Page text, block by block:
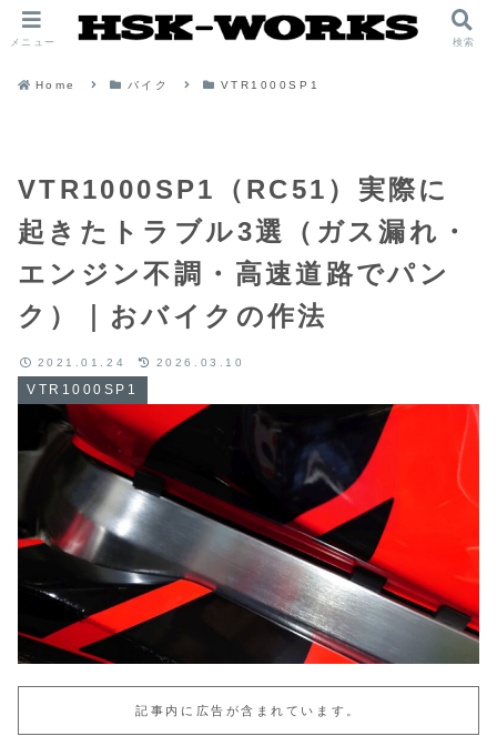
Home バイク VTR1000SP1
VTR1000SP1（RC51）実際に
起きたトラブル3選（ガス漏れ・
エンジン不調・高速道路でパン
ク）｜おバイクの作法
VTR1000SP1
2021.01.24 2026.03.10
記事内に広告が含まれています。
メニュー 検索